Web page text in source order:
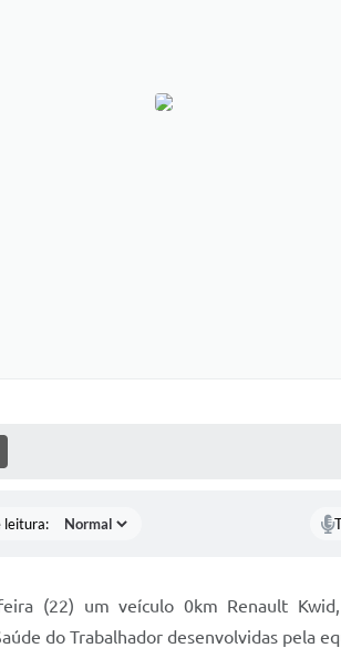
MÍDIAS
leitura:
(22) um veículo 0km Renault
do Trabalhador desenvolvidas pela